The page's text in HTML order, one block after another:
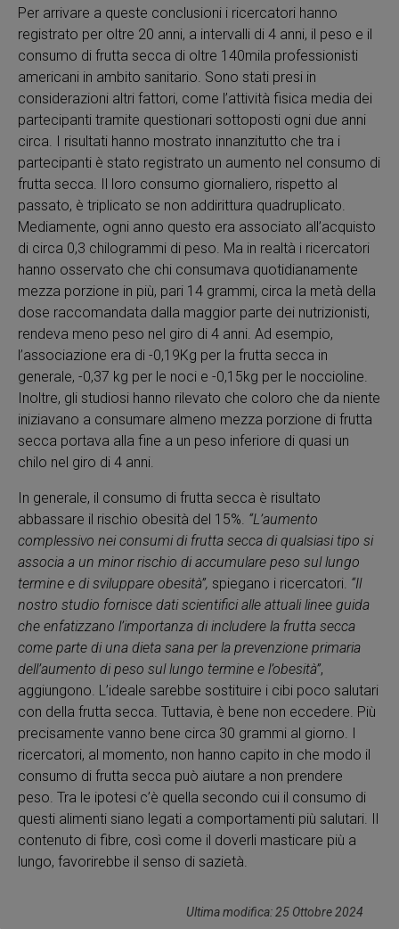
Ultima modifica: 25 Ottobre 2024
Per arrivare a queste conclusioni i ricercatori hanno
registrato per oltre 20 anni, a intervalli di 4 anni, il peso e il
consumo di frutta secca di oltre 140mila professionisti
americani in ambito sanitario. Sono stati presi in
considerazioni altri fattori, come l’attività fisica media dei
partecipanti tramite questionari sottoposti ogni due anni
circa. I risultati hanno mostrato innanzitutto che tra i
partecipanti è stato registrato un aumento nel consumo di
frutta secca. Il loro consumo giornaliero, rispetto al
passato, è triplicato se non addirittura quadruplicato.
Mediamente, ogni anno questo era associato all’acquisto
di circa 0,3 chilogrammi di peso. Ma in realtà i ricercatori
hanno osservato che chi consumava quotidianamente
mezza porzione in più, pari 14 grammi, circa la metà della
dose raccomandata dalla maggior parte dei nutrizionisti,
rendeva meno peso nel giro di 4 anni. Ad esempio,
l’associazione era di -0,19Kg per la frutta secca in
generale, -0,37 kg per le noci e -0,15kg per le noccioline.
Inoltre, gli studiosi hanno rilevato che coloro che da niente
iniziavano a consumare almeno mezza porzione di frutta
secca portava alla fine a un peso inferiore di quasi un
chilo nel giro di 4 anni.
In generale, il consumo di frutta secca è risultato
abbassare il rischio obesità del 15%. “L’aumento
complessivo nei consumi di frutta secca di qualsiasi tipo si
associa a un minor rischio di accumulare peso sul lungo
termine e di sviluppare obesità”, spiegano i ricercatori. “Il
nostro studio fornisce dati scientifici alle attuali linee guida
che enfatizzano l’importanza di includere la frutta secca
come parte di una dieta sana per la prevenzione primaria
dell’aumento di peso sul lungo termine e l’obesità”,
aggiungono. L’ideale sarebbe sostituire i cibi poco salutari
con della frutta secca. Tuttavia, è bene non eccedere. Più
precisamente vanno bene circa 30 grammi al giorno. I
ricercatori, al momento, non hanno capito in che modo il
consumo di frutta secca può aiutare a non prendere
peso. Tra le ipotesi c’è quella secondo cui il consumo di
questi alimenti siano legati a comportamenti più salutari. Il
contenuto di fibre, così come il doverli masticare più a
lungo, favorirebbe il senso di sazietà.